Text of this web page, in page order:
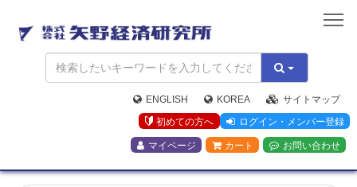
矢
野
経
済
研
究
所
ENGLISH KOREA
サイトマップ
初めての方へ
ログイン・メンバー登録
マイページ カート お問い合わせ